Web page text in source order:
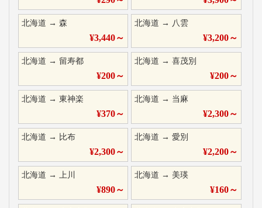
北海道 → 森
¥3,440～
北海道 → 八雲
¥3,200～
北海道 → 留寿都
¥200～
北海道 →喜茂別
¥200～
北海道 → 東神楽
¥370～
北海道 → 当麻
¥2,300～
北海道 → 比布
¥2,300～
北海道 →愛別
¥2,200～
北海道 → 上川
¥890～
北海道 → 美瑛
¥160～